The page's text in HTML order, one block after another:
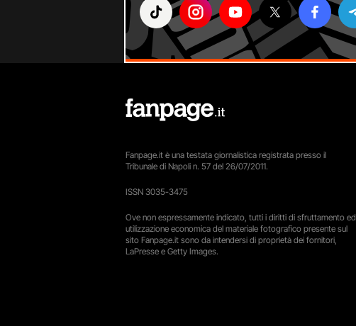
Fanpage.it è una testata giornalistica registrata presso il
Tribunale di Napoli n. 57 del 26/07/2011.
ISSN 3035-3475
Ove non espressamente indicato, tutti i diritti di sfruttamento ed
utilizzazione economica del materiale fotografico presente sul
sito Fanpage.it sono da intendersi di proprietà dei fornitori,
LaPresse e Getty Images.